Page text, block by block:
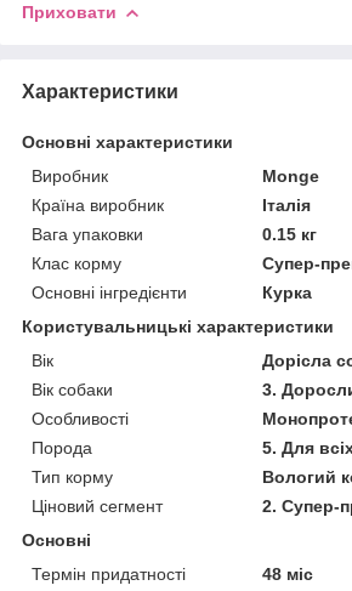
Приховати
Характеристики
Основні характеристики
Виробник
Monge
Країна виробник
Італія
Вага упаковки
0.15 кг
Клас корму
Супер-
Основні інгредієнти
Курка
Користувальницькі характеристики
Вік
Дорісла
Вік собаки
3.
Особливості
Порода
5. Для
Тип корму
Вологий
Ціновий сегмент
2. Супер-
Основні
Термін придатності
48 міс